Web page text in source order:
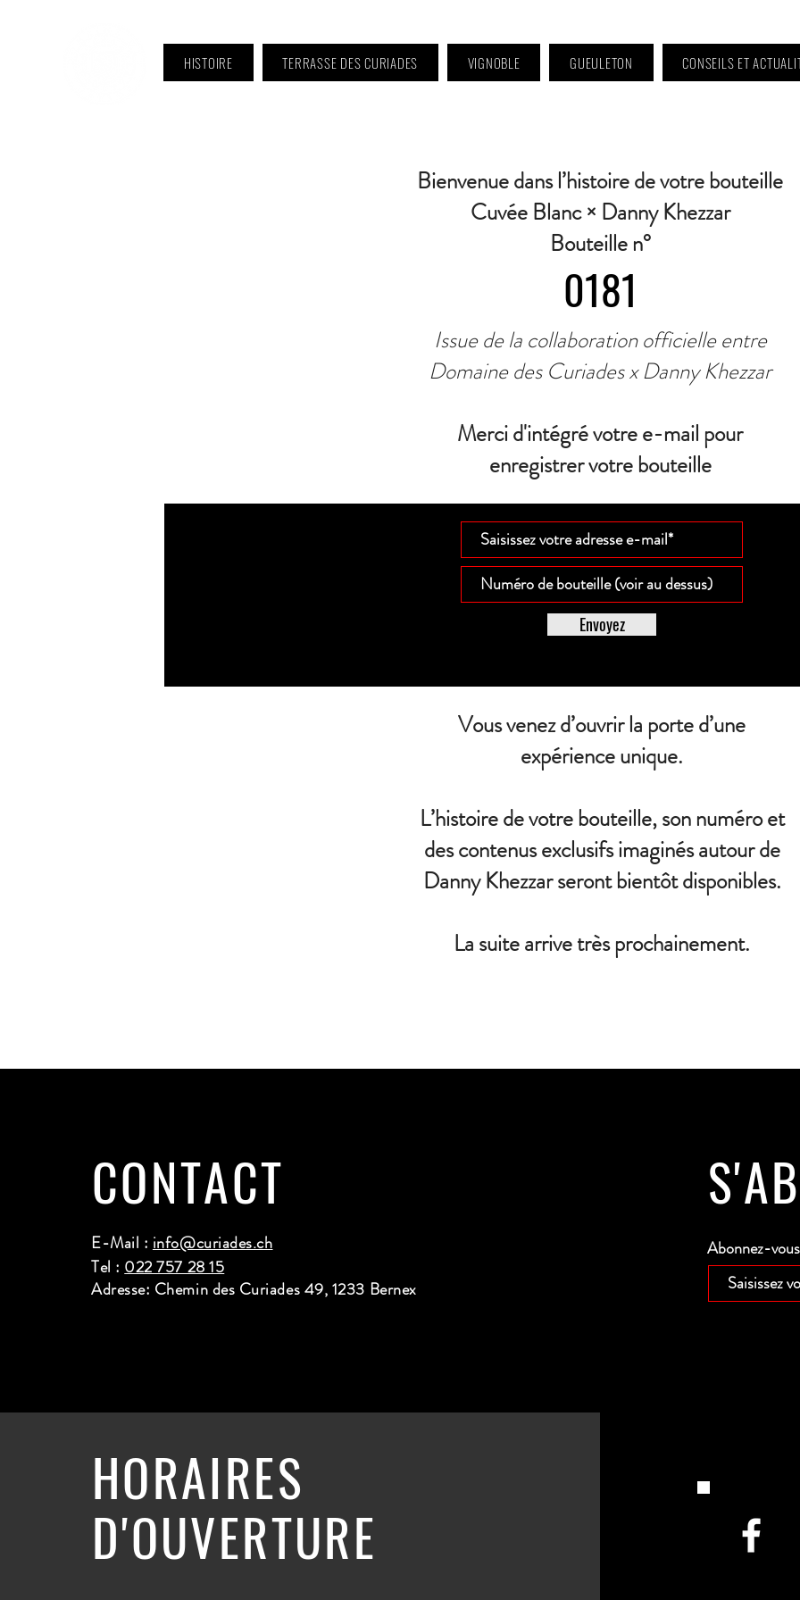
HISTOIRE TERRASSE DES CURIADES VIGNOBLE GUEULETON CONSEILS ET
Bienvenue dans l’histoire de votre bouteille
Cuvée Blanc × Danny Khezzar
Bouteille n°
0181
Issue de la collaboration officielle entre
Domaine des Curiades x Danny Khezzar
Merci d'intégré votre e-mail pour
enregistrer votre bouteille
Envoyez
Vous venez d’ouvrir la porte d’une
expérience unique.
L’histoire de votre bouteille, son numéro et
des contenus exclusifs imaginés autour de
Danny Khezzar seront bientôt disponibles.
La suite arrive très prochainement.
CONTACT
E-Mail : info@curiades.ch
Tel : 022 757 28 15
Adresse: Chemin des Curiades 49, 1233 Bernex
Abonnez-
HORAIRES
D'OUVERTURE